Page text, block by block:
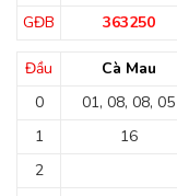
GĐB
363250
Đầu Cà Mau
0
01, 08, 08, 05
1
16
2